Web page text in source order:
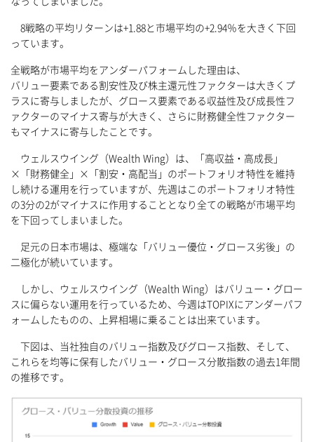
8戦略の平均リターンは+1.88と市場平均の+2.94％を大きく下回
っています。
全戦略が市場平均をアンダーパフォームした理由は、
バリュー要素である割安性及び株主還元性ファクターは大きくプ
ラスに寄与しましたが、グロース要素である収益性及び成長性フ
ァクターのマイナス寄与が大きく、さらに財務健全性ファクター
もマイナスに寄与したことです。
ウェルスウイング（Wealth Wing）は、「高収益・高成長」
×「財務健全」×「割安・高配当」のポートフォリオ特性を維持
し続ける運用を行っていますが、先週はこのポートフォリオ特性
の3分の2がマイナスに作用することとなり全ての戦略が市場平均
を下回ってしまいました。
足元の日本市場は、極端な「バリュー優位・グロース劣後」の
二極化が続いています。
しかし、ウェルスウイング（Wealth Wing）はバリュー・グロー
スに偏らない運用を行っているため、今週はTOPIXにアンダーパフ
ォームしたものの、上昇相場に乗ることは出来ています。
下図は、当社独自のバリュー指数及びグロース指数、そして、
これらを均等に保有したバリュー・グロース分散指数の過去1年間
の推移です。